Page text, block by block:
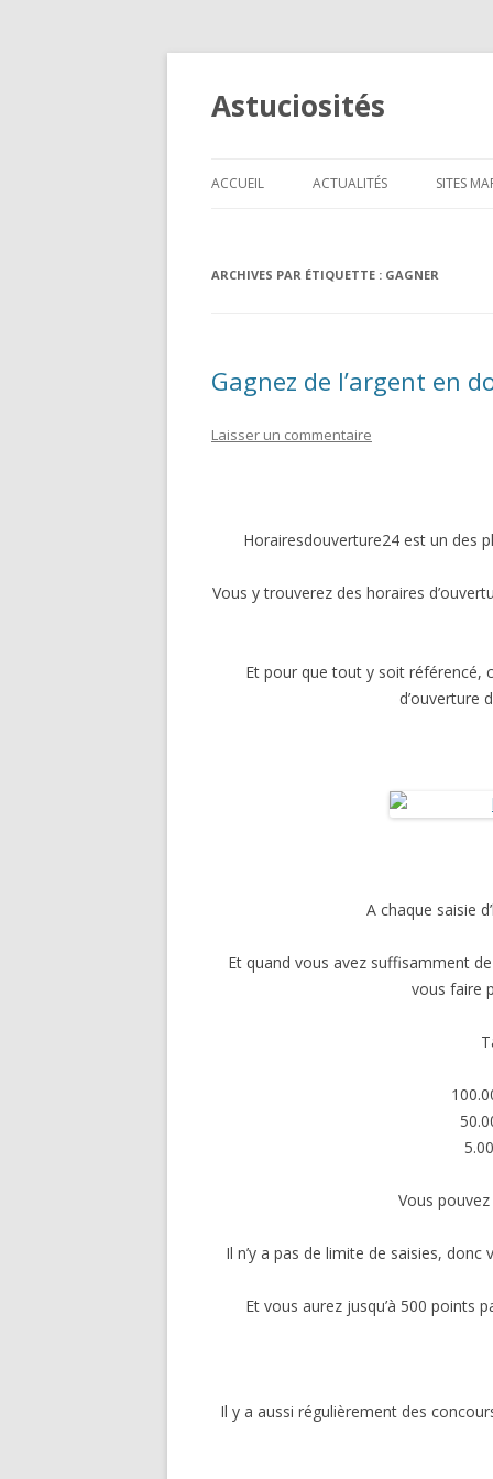
Astuciosités
ACCUEIL ACTUALITÉS SITES
MAISON
AUTO-
POUR
ARCHIVES PAR ÉTIQUETTE : GAGNER
Gagnez de l’argent en
Laisser un commentaire
Horairesdouverture24 est un des
Vous y trouverez des horaires
Et pour que tout y soit référencé,
d’ouverture
A chaque saisie
Et quand vous avez suffisamment
vous faire
Vous
Il n’y a pas de limite de saisies,
Et vous aurez jusqu’à 500 points
Il y a aussi régulièrement des